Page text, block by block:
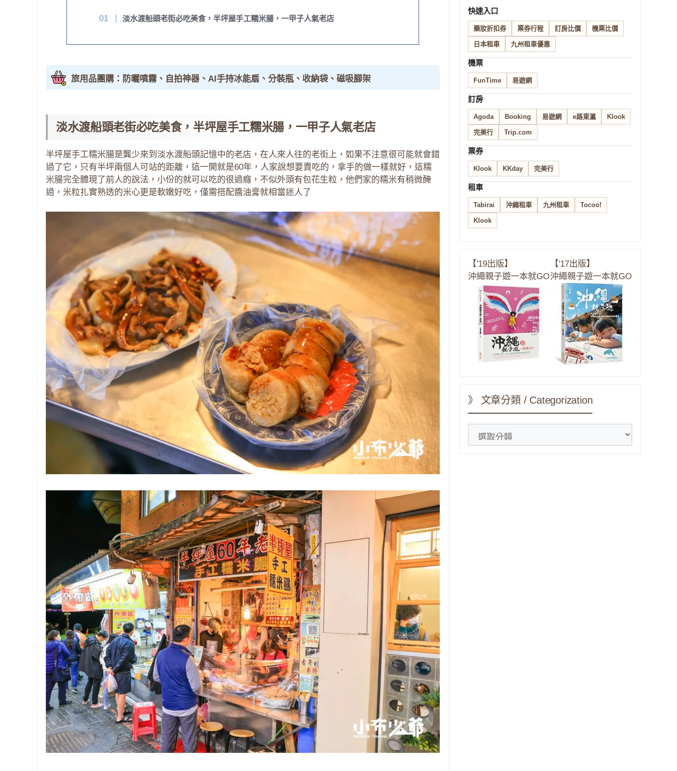
淡水渡船頭老街必吃美食，半坪屋手工糯米腸，一甲子人氣老店
旅用品團購：防曬噴霧、自拍神器、AI手持冰能扇、分裝瓶、收納袋、磁吸腳架
淡水渡船頭老街必吃美食，半坪屋手工糯米腸，一甲子人氣老店
半坪屋手工糯米腸是龔少來到淡水渡船頭記憶中的老店，在人來人往的老街上，如果不注意很可能就會錯
過了它，只有半坪兩個人可站的距離，這一開就是60年，人家說想要賣吃的，拿手的做一樣就好，這糯
米腸完全體現了前人的說法，小份的就可以吃的很過癮，不似外頭有包花生粒，他們家的糯米有稍微醃
過，米粒扎實熟透的米心更是軟嫩好吃，僅需搭配醬油膏就相當迷人了
快速入口
藥妝折扣券 票券行程 訂房比價 機票比價
日本租車 九州租車優惠
機票
FunTime 易遊網
訂房
Agoda Booking 易遊網 e路東瀛 Klook
完美行 Trip.com
票券
Klook KKday 完美行
租車
Tabirai 沖繩租車 九州租車 Tocoo!
Klook
【'19出版】
沖繩親子遊一本就GO
【'17出版】
沖繩親子遊一本就GO
》 文章分類 / Categorization